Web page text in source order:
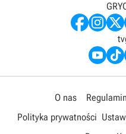
O nas Regulamin
Polityka prywatności